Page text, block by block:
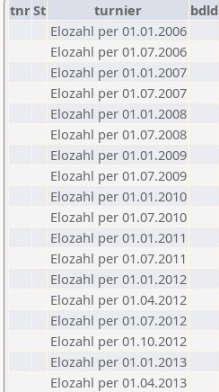
tnrSt turnier bdld
Elozahl per 01.01.2006
Elozahl per 01.07.2006
Elozahl per 01.01.2007
Elozahl per 01.07.2007
Elozahl per 01.01.2008
Elozahl per 01.07.2008
Elozahl per 01.01.2009
Elozahl per 01.07.2009
Elozahl per 01.01.2010
Elozahl per 01.07.2010
Elozahl per 01.01.2011
Elozahl per 01.07.2011
Elozahl per 01.01.2012
Elozahl per 01.04.2012
Elozahl per 01.07.2012
Elozahl per 01.10.2012
Elozahl per 01.01.2013
Elozahl per 01.04.2013